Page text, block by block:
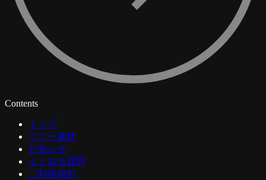
Contents
トップ
フリー素材
お知らせ
よくある質問
ご利用規約